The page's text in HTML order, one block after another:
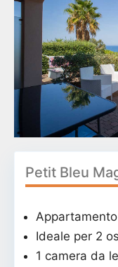
Petit Bleu
Ideale per 2
1 camera da